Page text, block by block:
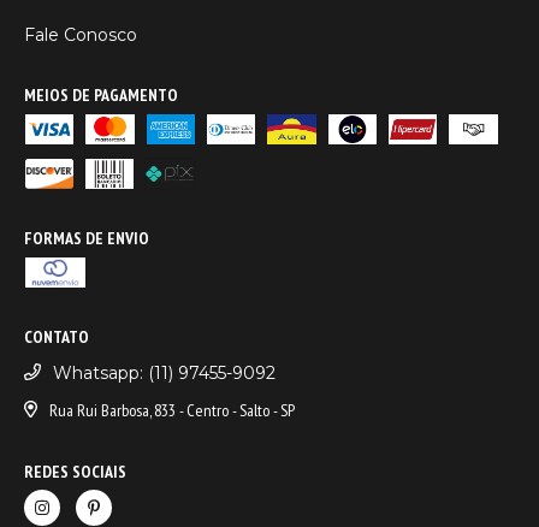
Fale Conosco
MEIOS DE PAGAMENTO
FORMAS DE ENVIO
CONTATO
Whatsapp: (11) 97455-9092
Rua Rui Barbosa, 833 - Centro - Salto - SP
REDES SOCIAIS